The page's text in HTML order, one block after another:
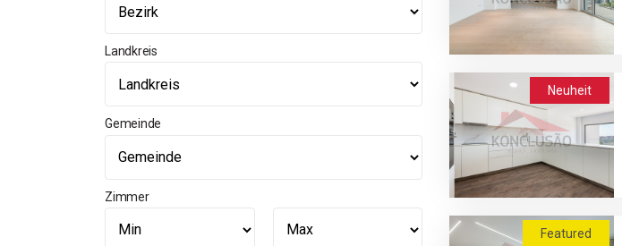
Landkreis
Gemeinde
Zimmer
Neuheit
Featured